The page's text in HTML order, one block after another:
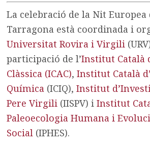
La celebració de la Nit Europea
Tarragona està coordinada i
Universitat Rovira i Virgili
participació de l’Institut Català
Clàssica (ICAC),Institut Català
Química (ICIQ),Institut
Pere Virgili (IISPV) iInstitut
Paleoecologia Humana i
Social (IPHES).